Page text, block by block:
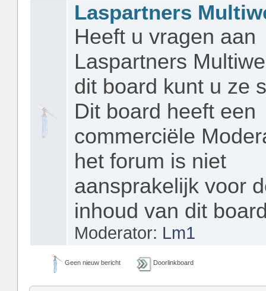
Laspartners
Heeft u vragen aan
Laspartners
dit board kunt u ze
Dit board heeft een
commerciële
het forum is niet
aansprakelijk voor
inhoud van dit
Moderator: Lm1
Geen nieuw bericht Doorlinkboard